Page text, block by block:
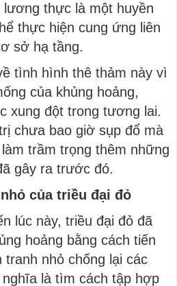
thực là một huyền
thực hiện cung ứng liên
sở hạ tầng.
tình hình thê thảm này vì
của khủng hoảng,
xung đột trong tương lai.
chưa bao giờ sụp đổ mà
trầm trọng thêm những
gây ra trước đó.
của triều đại đỏ
lúc này, triều đại đỏ đã
hoảng bằng cách tiến
tranh nhỏ chống lại các
là tìm cách tập hợp